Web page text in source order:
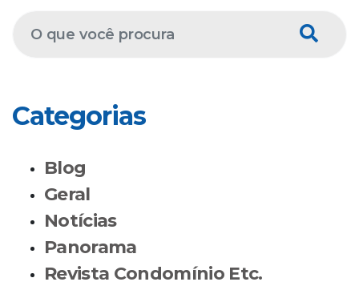
Categorias
Blog
Geral
Notícias
Panorama
Revista Condomínio Etc.